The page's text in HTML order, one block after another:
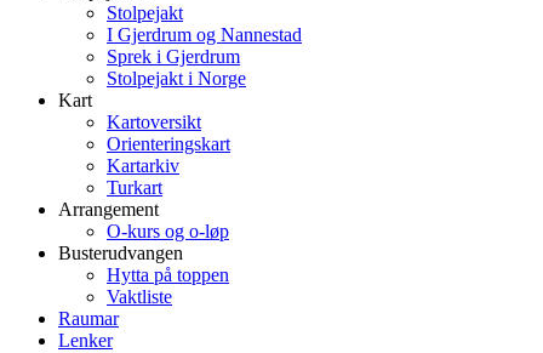
Stolpejakt
I Gjerdrum og Nannestad
Sprek i Gjerdrum
Stolpejakt i Norge
Kart
Kartoversikt
Orienteringskart
Kartarkiv
Turkart
Arrangement
O-kurs og o-løp
Busterudvangen
Hytta på toppen
Vaktliste
Raumar
Lenker